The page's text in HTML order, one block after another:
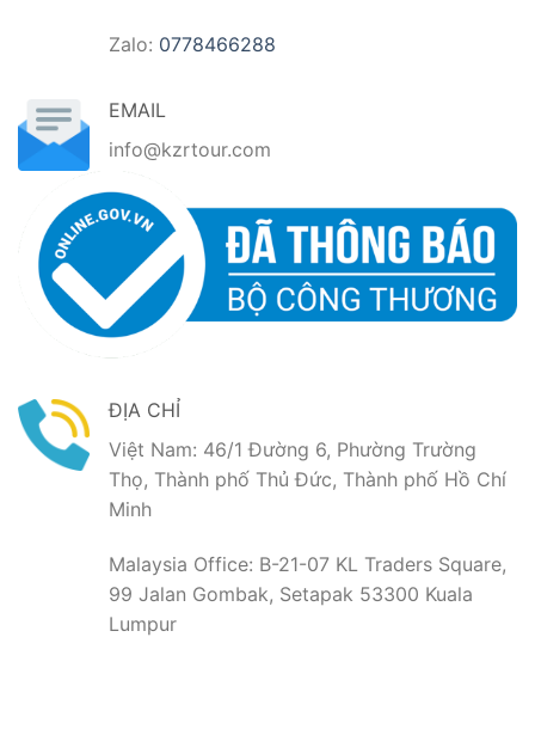
Zalo: 0778466288
EMAIL
info@kzrtour.com
ĐỊA CHỈ
Việt Nam: 46/1 Đường 6, Phường Trường
Thọ, Thành phố Thủ Đức, Thành phố Hồ Chí
Minh
Malaysia Office: B-21-07 KL Traders Square,
99 Jalan Gombak, Setapak 53300 Kuala
Lumpur